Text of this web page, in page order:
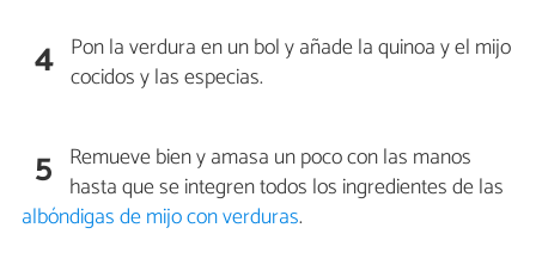
4 Pon la verdura en un bol y añade la quinoa y el mijo
cocidos y las especias.
5 Remueve bien y amasa un poco con las manos
hasta que se integren todos los ingredientes de las
albóndigas de mijo con verduras.